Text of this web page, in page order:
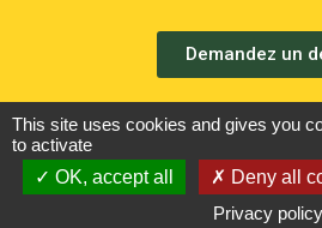
Demandez un
Gestion de
Nous
This site uses cookies and gives you
to activate
OK, accept all
Deny all
Privacy policy